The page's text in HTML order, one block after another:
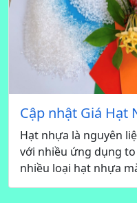
Cập nhật Giá Hạt
Hạt nhựa là nguyên
với nhiều ứng dụng
nhiều loại hạt nhựa